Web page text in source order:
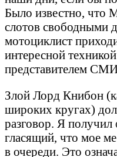
Было известно, что
слотов свободными
мотоциклист
интересной
представителем
Злой Лорд Книбон
широких кругах)
разговор. Я
гласящий, что мое
в очереди. Это